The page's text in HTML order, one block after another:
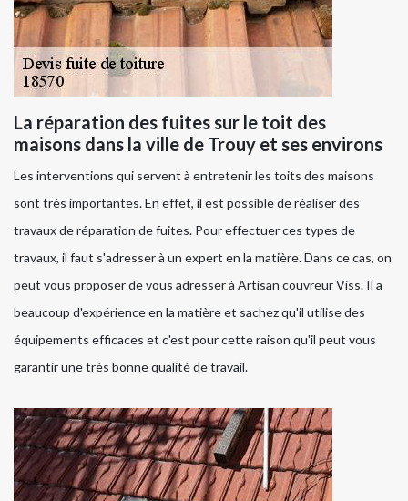
La réparation des fuites sur le toit des
maisons dans la ville de Trouy et ses environs
Les interventions qui servent à entretenir les toits des maisons
sont très importantes. En effet, il est possible de réaliser des
travaux de réparation de fuites. Pour effectuer ces types de
travaux, il faut s'adresser à un expert en la matière. Dans ce cas, on
peut vous proposer de vous adresser à Artisan couvreur Viss. Il a
beaucoup d'expérience en la matière et sachez qu'il utilise des
équipements efficaces et c'est pour cette raison qu'il peut vous
garantir une très bonne qualité de travail.